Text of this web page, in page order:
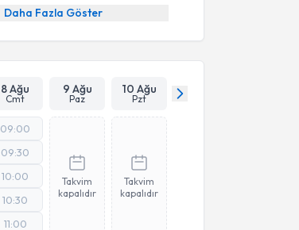
Daha Fazla Göster
8 Ağu
Cmt
9 Ağu
Paz
10 Ağu
Pzt
09:00
09:30
10:00
10:30
11:00
Takvim
kapalıdır
Takvim
kapalıdır